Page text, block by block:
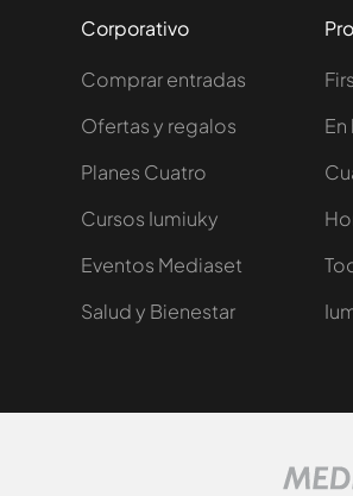
Corporativo
Comprar entradas
Ofertas y regalos
Planes Cuatro
Cursos Iumiuky
Eventos Mediaset
Salud y Bienestar